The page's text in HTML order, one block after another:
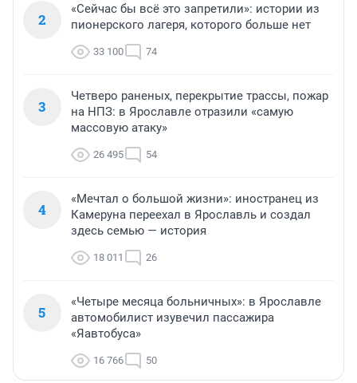
2
«Сейчас бы всё это запретили»: истории из
пионерского лагеря, которого больше нет
33 100 74
3
Четверо раненых, перекрытие трассы, пожар
на НПЗ: в Ярославле отразили «самую
массовую атаку»
26 495 54
4
«Мечтал о большой жизни»: иностранец из
Камеруна переехал в Ярославль и создал
здесь семью — история
18 011 26
5
«Четыре месяца больничных»: в Ярославле
автомобилист изувечил пассажира
«Яавтобуса»
16 766 50